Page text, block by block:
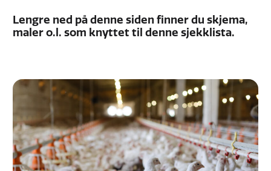
Lengre ned på denne siden finner du skjema,
maler o.l. som knyttet til denne sjekklista.